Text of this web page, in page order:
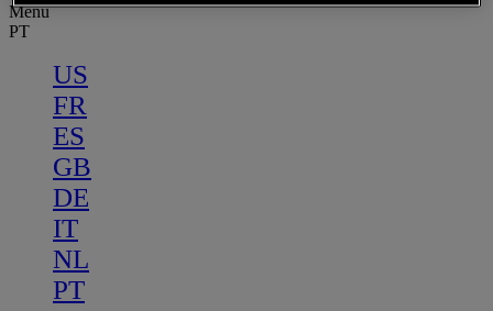
Menu
PT
US
FR
ES
GB
DE
IT
NL
PT